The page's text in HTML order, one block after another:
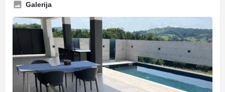
Galerija